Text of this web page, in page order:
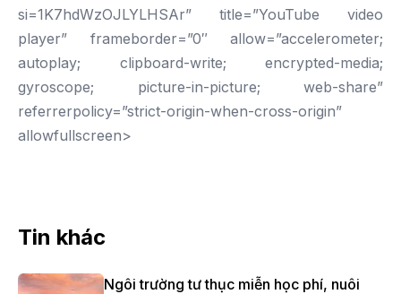
si=1K7hdWzOJLYLHSAr” title=”YouTube video
player” frameborder=”0″ allow=”accelerometer;
autoplay; clipboard-write; encrypted-media;
gyroscope; picture-in-picture; web-share”
referrerpolicy=”strict-origin-when-cross-origin”
allowfullscreen>
Tin khác
Ngôi trường tư thục miễn học phí, nuôi